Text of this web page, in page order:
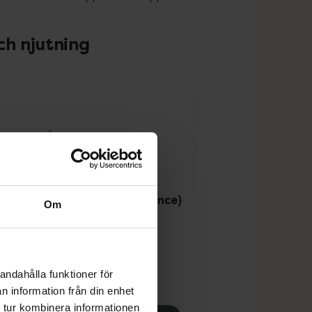
Om
funktioner för
information från din enhet
kombinera informationen
njutning
Intimgel (Balance)
Pris online
199 kr